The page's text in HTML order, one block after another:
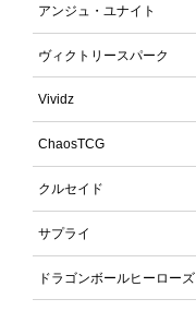
アンジュ・ユナイト
ヴィクトリースパーク
Vividz
ChaosTCG
クルセイド
サプライ
ドラゴンボールヒーローズ